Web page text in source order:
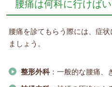
腰痛は何科に行けばい
腰痛を診てもらう際には、症
ましょう。
整形外科：一般的な腰痛、